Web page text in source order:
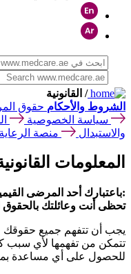
/ القانونية
الشروط والأحكام حقوق
سياسة الخصوصية
والاستبدال
منصة
المعلومات
:باعتبارك أحد المرضى
تحظى أنت وعائلتك بالحقوق
يجب أن تتفهم جميع
تتمكن من تفهمها لأي سبب
للحصول على أي مساعدة بما